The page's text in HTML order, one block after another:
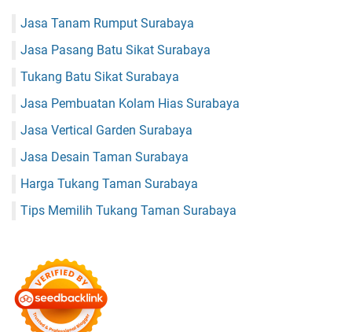
Jasa Tanam Rumput Surabaya
Jasa Pasang Batu Sikat Surabaya
Tukang Batu Sikat Surabaya
Jasa Pembuatan Kolam Hias Surabaya
Jasa Vertical Garden Surabaya
Jasa Desain Taman Surabaya
Harga Tukang Taman Surabaya
Tips Memilih Tukang Taman Surabaya